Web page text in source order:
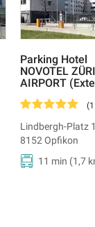
Parking Hotel
NOVOTEL
AIRPORT
(
Lindbergh-Platz
8152 Opfikon
11 min (1,7